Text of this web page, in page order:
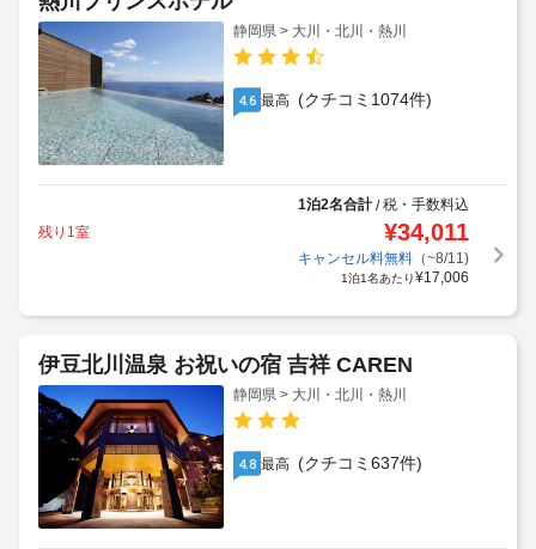
静岡県 > 大川・北川・熱川
4.6 最高 (クチコミ1074件)
1泊2名合計/税・手数料込
残り1室
¥34,011
キャンセル料無料（~8/11)
1泊1名あたり¥17,006
伊豆北川温泉 お祝いの宿 吉祥 CAREN
静岡県 > 大川・北川・熱川
4.8 最高 (クチコミ637件)